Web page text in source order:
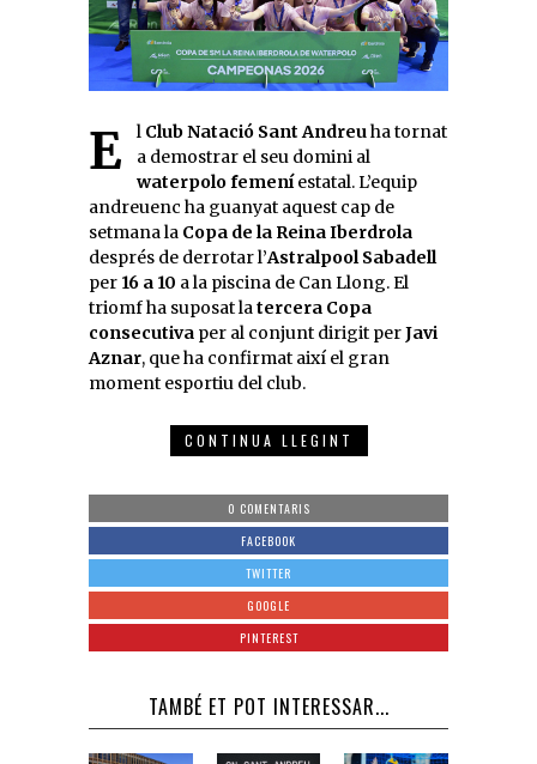
El Club Natació Sant Andreuha tornat
a demostrar el seu domini al
waterpolo femení estatal. L’equip
andreuenc ha guanyat aquest cap de
setmana la Copa de la Reina Iberdrola
després de derrotar l’Astralpool Sabadell
per 16 a 10 a la piscina de Can Llong. El
triomf ha suposat latercera Copa
consecutiva per al conjunt dirigit perJavi
Aznar, que ha confirmat així el gran
moment esportiu del club.
CONTINUA LLEGINT
0 COMENTARIS
FACEBOOK
TWITTER
GOOGLE
PINTEREST
TAMBÉ ET POT INTERESSAR...